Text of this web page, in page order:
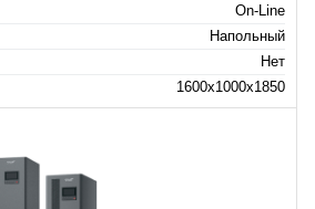
On-Line
Напольный
Нет
1600x1000x1850